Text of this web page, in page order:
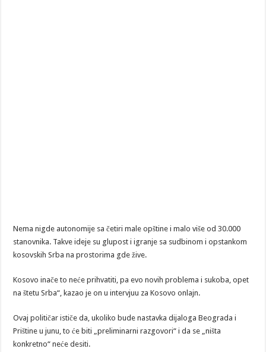
Nema nigde autonomije sa četiri male opštine i malo više od 30.000
stanovnika. Takve ideje su glupost i igranje sa sudbinom i opstankom
kosovskih Srba na prostorima gde žive.
Kosovo inače to neće prihvatiti, pa evo novih problema i sukoba, opet
na štetu Srba“, kazao je on u intervjuu za Kosovo onlajn.
Ovaj političar ističe da, ukoliko bude nastavka dijaloga Beograda i
Prištine u junu, to će biti „preliminarni razgovori“ i da se „ništa
konkretno“ neće desiti.